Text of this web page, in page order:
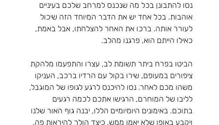
נסו להתבונן בכל מה שנכנס למרחב שלכם בעיניים
אוהבות. בכל אחד יש את הדבר המיוחד הזה שיכול
לעורר אותה. ברכו את האחר להצלחתו, אבל באמת,
כאילו הייתם הוא, פרגנו מהלב.
הביטו בפרח ביתר תשומת לב, עצרו והתפעמו מלהקת
ציפורים במעופם, שירו בקול עם הרדיו ברכב, העניקו
משהו מכם לאחר. נסו להיכנס לרגע לגופו של המוגבל,
לליבו של המוחרם, הרגישו אתכם לכמה רגעים
בתוכם. באימונים היומיומיים הללו, יבנה גוף האור שלנו
ויקבע באופן שלא יאמן ממש, כיצד הולך להיראות פה.